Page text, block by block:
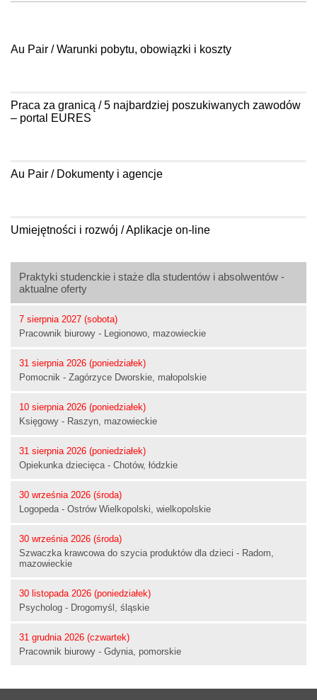
Praktyki studenckie i staże dla studentów i absolwentów -
aktualne oferty
7 sierpnia 2027 (sobota)
Pracownik biurowy - Legionowo, mazowieckie
31 sierpnia 2026 (poniedziałek)
Pomocnik - Zagórzyce Dworskie, małopolskie
10 sierpnia 2026 (poniedziałek)
Księgowy - Raszyn, mazowieckie
31 sierpnia 2026 (poniedziałek)
Opiekunka dziecięca - Chotów, łódzkie
30 września 2026 (środa)
Logopeda - Ostrów Wielkopolski, wielkopolskie
30 września 2026 (środa)
Szwaczka krawcowa do szycia produktów dla dzieci - Radom,
mazowieckie
30 listopada 2026 (poniedziałek)
Psycholog - Drogomyśl, śląskie
31 grudnia 2026 (czwartek)
Pracownik biurowy - Gdynia, pomorskie
Au Pair / Warunki pobytu, obowiązki i koszty
Praca za granicą / 5 najbardziej poszukiwanych zawodów
– portal EURES
Au Pair / Dokumenty i agencje
Umiejętności i rozwój / Aplikacje on-line